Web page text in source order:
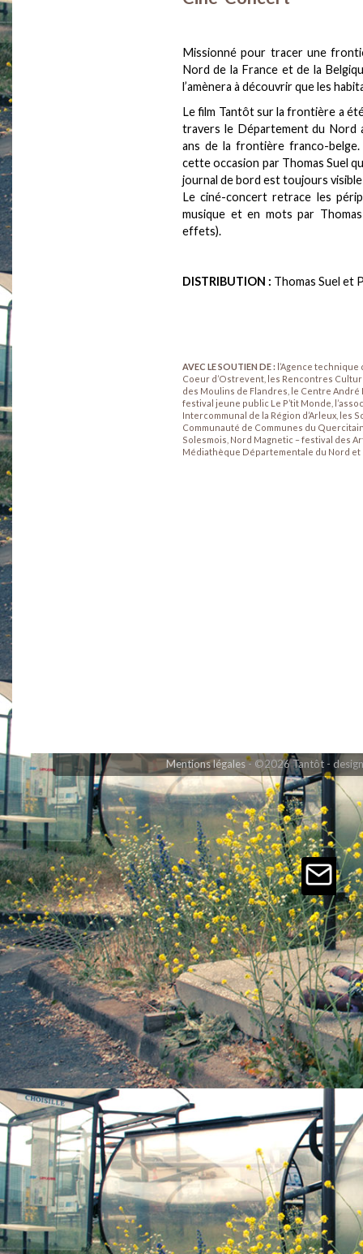
Missionné pour tracer une
Nord de la France et de la
l’amènera à découvrir que les
Le film Tantôt sur la frontière a
travers le Département du Nord
ans de la frontière franco-belge.
cette occasion par Thomas Suel
journal de bord est toujours
Le ciné-concert retrace les
musique et en mots par
effets).
DISTRIBUTION : Thomas Suel et
AVEC LE SOUTIEN DE : l’Agence
Coeur d’Ostrevent, les Rencontres
des Moulins de Flandres, le Centre André
festival jeune public Le P’tit Monde,
Intercommunal de la Région d’Arleux, les
Communauté de Communes du
Solesmois, Nord Magnetic – festival des
Médiathèque Départementale du Nord et
Mentions légales ©2026 Tantôt -